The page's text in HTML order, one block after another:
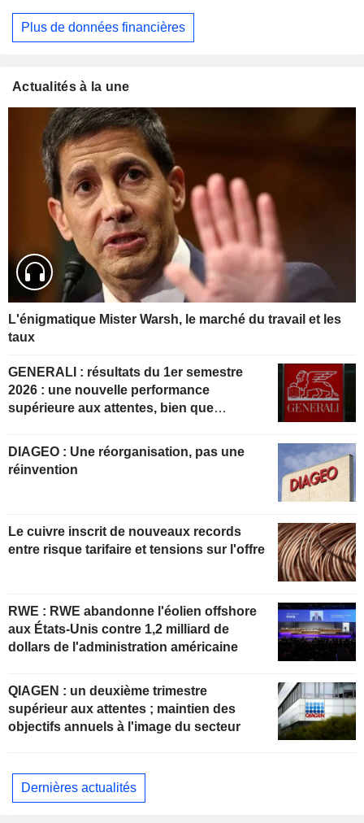
Plus de données financières
Actualités à la une
L'énigmatique Mister Warsh, le marché du travail et les
taux
GENERALI : résultats du 1er semestre
2026 : une nouvelle performance
supérieure aux attentes, bien que
DIAGEO : Une réorganisation, pas une
réinvention
Le cuivre inscrit de nouveaux records
entre risque tarifaire et tensions sur l'offre
RWE : RWE abandonne l'éolien offshore
aux États-Unis contre 1,2 milliard de
dollars de l'administration américaine
QIAGEN : un deuxième trimestre
supérieur aux attentes ; maintien des
objectifs annuels à l'image du secteur
Dernières actualités